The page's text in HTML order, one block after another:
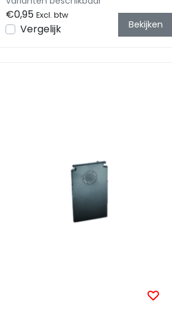
€0,95 Excl. btw
Vergelijk Bekijken